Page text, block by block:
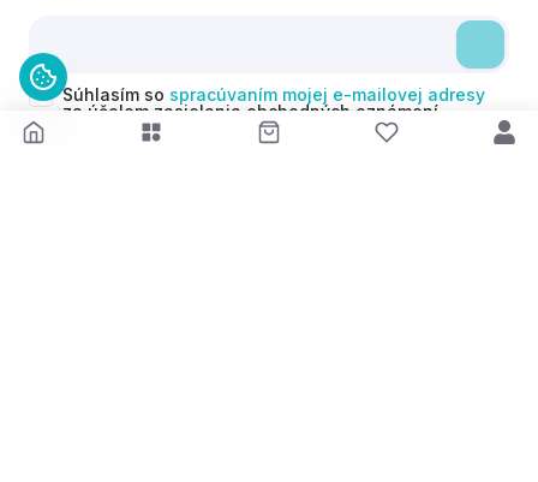
Súhlasím so spracúvaním mojej e-mailovej adresy
za účelom zasielania obchodných oznámení
(newsletterov) v súlade s čl. 6 ods. 1 písm. a)
Nariadenia GDPR. Svoj súhlas môžem kedykoľvek